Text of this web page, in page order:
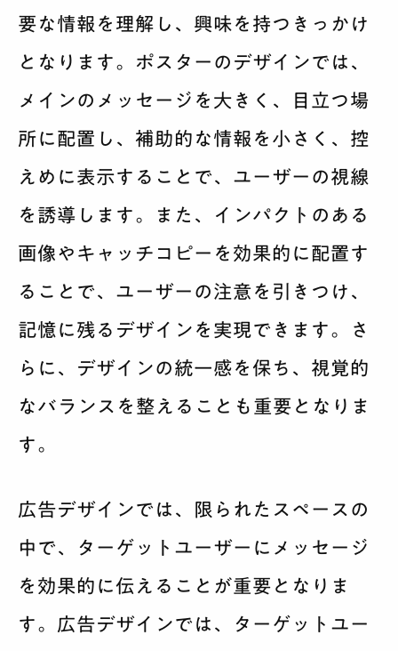
要な情報を理解し、興味を持つきっかけ
となります。ポスターのデザインでは、
メインのメッセージを大きく、目立つ場
所に配置し、補助的な情報を小さく、控
えめに表示することで、ユーザーの視線
を誘導します。また、インパクトのある
画像やキャッチコピーを効果的に配置す
ることで、ユーザーの注意を引きつけ、
記憶に残るデザインを実現できます。さ
らに、デザインの統一感を保ち、視覚的
なバランスを整えることも重要となりま
す。
広告デザインでは、限られたスペースの
中で、ターゲットユーザーにメッセージ
を効果的に伝えることが重要となりま
す。広告デザインでは、ターゲットユー